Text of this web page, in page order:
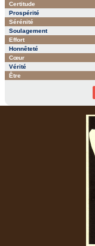
Certitude
Prospérité
Sérénité
Soulagement
Effort
Honnêteté
Cœur
Vérité
Être